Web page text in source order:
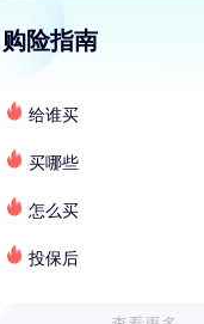
购险指南
给谁买
买哪些
怎么买
投保后